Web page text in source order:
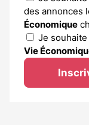
des annonces
Économique
Je
Vie